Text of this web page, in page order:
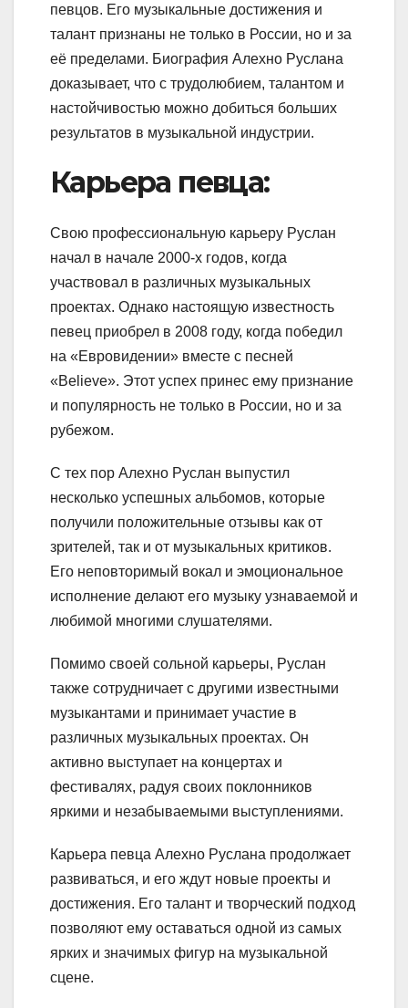
певцов. Его музыкальные достижения и
талант признаны не только в России, но и за
её пределами. Биография Алехно Руслана
доказывает, что с трудолюбием, талантом и
настойчивостью можно добиться больших
результатов в музыкальной индустрии.
Карьера певца:
Свою профессиональную карьеру Руслан
начал в начале 2000-х годов, когда
участвовал в различных музыкальных
проектах. Однако настоящую известность
певец приобрел в 2008 году, когда победил
на «Евровидении» вместе с песней
«Believe». Этот успех принес ему признание
и популярность не только в России, но и за
рубежом.
С тех пор Алехно Руслан выпустил
несколько успешных альбомов, которые
получили положительные отзывы как от
зрителей, так и от музыкальных критиков.
Его неповторимый вокал и эмоциональное
исполнение делают его музыку узнаваемой и
любимой многими слушателями.
Помимо своей сольной карьеры, Руслан
также сотрудничает с другими известными
музыкантами и принимает участие в
различных музыкальных проектах. Он
активно выступает на концертах и
фестивалях, радуя своих поклонников
яркими и незабываемыми выступлениями.
Карьера певца Алехно Руслана продолжает
развиваться, и его ждут новые проекты и
достижения. Его талант и творческий подход
позволяют ему оставаться одной из самых
ярких и значимых фигур на музыкальной
сцене.